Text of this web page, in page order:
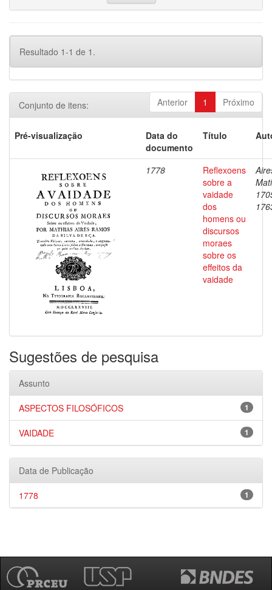
Resultado 1-1 de 1.
Anterior 1 Próximo
Conjunto de itens:
Pré-visualização
Data do
documento
Título
1778
Reflexoens
sobre a
vaidade
dos
homens ou
discursos
moraes
sobre os
effeitos da
vaidade
Sugestões de pesquisa
Assunto
1
ASPECTOS FILOSÓFICOS
1
VAIDADE
Data de Publicação
1
1778